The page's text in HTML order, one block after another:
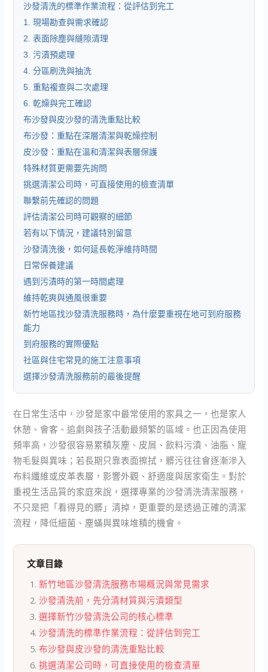
沙發清洗的標準作業流程：從評估到完工
1. 現場勘查與需求確認
2. 表面除塵與縫隙清理
3. 污漬預處理
4. 分區刷洗與抽洗
5. 重點複查與二次處理
6. 乾燥與完工確認
布沙發與皮沙發的清洗重點比較
布沙發：重點在深層清潔與乾燥控制
皮沙發：重點在溫和清潔與表層保護
特殊材質更需要先詢問
挑選清潔公司時，可直接使用的檢查清單
聯繫前先確認的問題
評估清潔公司時可觀察的細節
若有以下情況，建議特別留意
沙發清洗後，如何延長乾淨維持時間
日常保養建議
遇到污漬時的第一時間處理
維持乾爽與通風很重要
新竹地區找沙發清洗服務時，為什麼要重視在地可到府服務
能力
到府服務的實際優點
社區與住宅常見的施工注意事項
選擇沙發清洗服務前的最後提醒
在日常生活中，沙發是家中最常使用的家具之一，也是家人
休憩、會客、追劇與孩子活動最頻繁的區域。也正因為使用
頻率高，沙發很容易累積灰塵、皮屑、飲料污漬、油脂、寵
物毛髮與異味；若長期只靠表面擦拭，髒污往往會逐漸滲入
布料纖維或皮革表層，影響外觀、舒適度與居家衛生。對於
重視生活品質的家庭來說，選擇專業的沙發清洗清潔服務，
不只是把「看得見的髒」清掉，更重要的是透過正確的清潔
流程，降低細菌、塵蟎與異味堆積的機會。
文章目錄
新竹地區沙發清洗服務市場概況與常見需求
沙發清洗前，先分清材質與污漬類型
選擇新竹沙發清洗公司的核心標準
沙發清洗的標準作業流程：從評估到完工
布沙發與皮沙發的清洗重點比較
挑選清潔公司時，可直接使用的檢查清單